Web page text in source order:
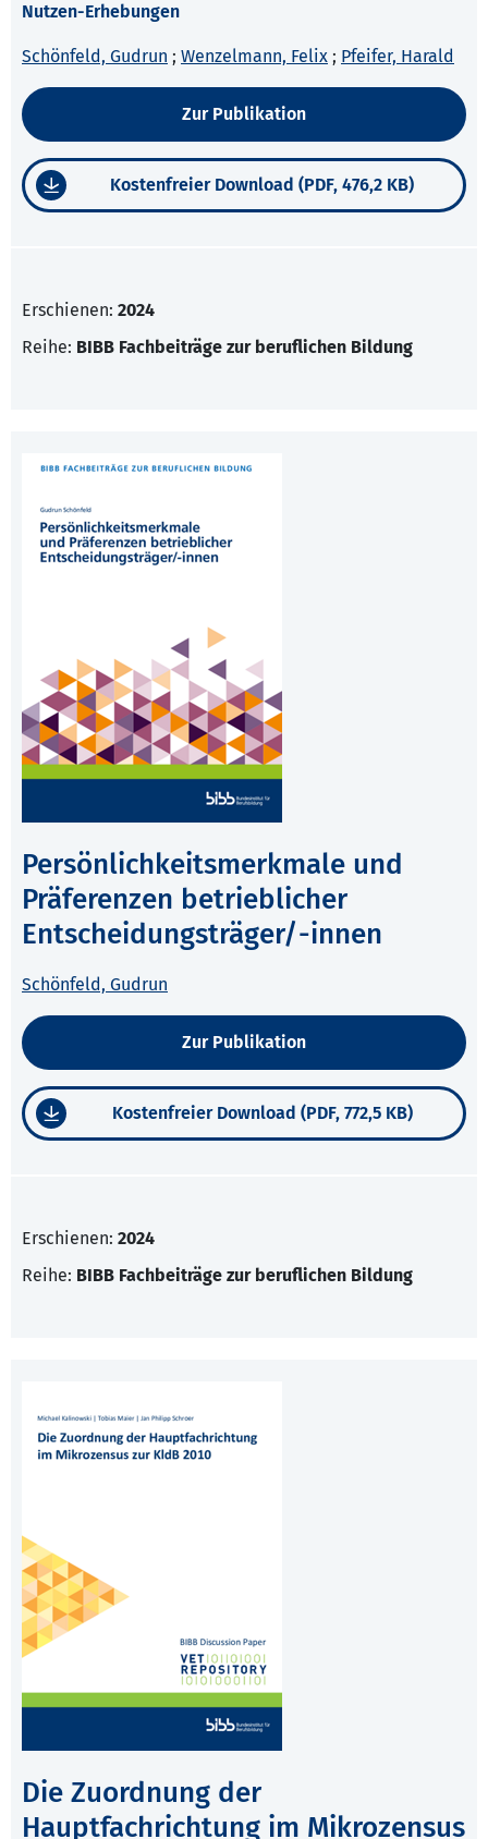
Nutzen-Erhebungen
Schönfeld, Gudrun ; Wenzelmann, Felix ; Pfeifer, Harald
Zur Publikation
Kostenfreier Download (PDF, 476,2 KB)
Erschienen: 2024
Reihe: BIBB Fachbeiträge zur beruflichen Bildung
Persönlichkeitsmerkmale und
Präferenzen betrieblicher
Entscheidungsträger/-innen
Schönfeld, Gudrun
Zur Publikation
Kostenfreier Download (PDF, 772,5 KB)
Erschienen: 2024
Reihe: BIBB Fachbeiträge zur beruflichen Bildung
Die Zuordnung der
Hauptfachrichtung im Mikrozensus